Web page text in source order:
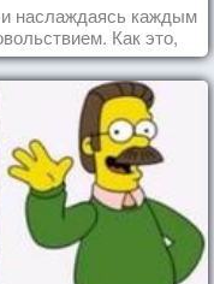
наслаждаясь каждым
Как это,
примерах.